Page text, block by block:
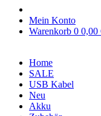
Mein Konto
Warenkorb 0 0,00
Home
SALE
USB Kabel
Neu
Akku